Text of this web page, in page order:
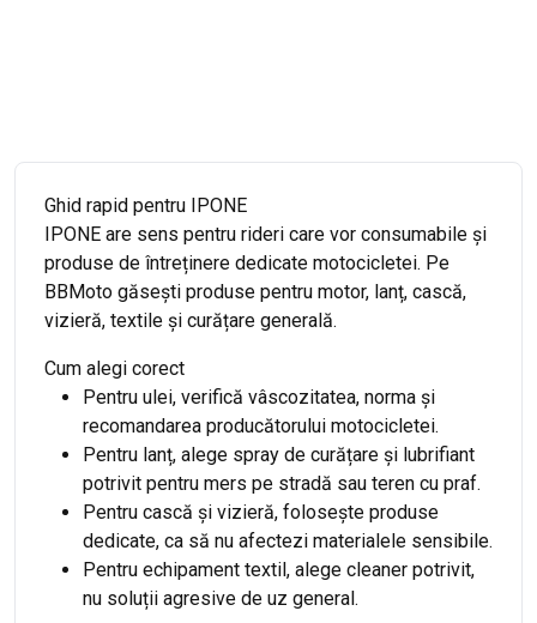
Ghid rapid pentru IPONE
IPONE are sens pentru rideri care vor consumabile și
produse de întreținere dedicate motocicletei. Pe
BBMoto găsești produse pentru motor, lanț, cască,
vizieră, textile și curățare generală.
Cum alegi corect
Pentru ulei, verifică vâscozitatea, norma și
recomandarea producătorului motocicletei.
Pentru lanț, alege spray de curățare și lubrifiant
potrivit pentru mers pe stradă sau teren cu praf.
Pentru cască și vizieră, folosește produse
dedicate, ca să nu afectezi materialele sensibile.
Pentru echipament textil, alege cleaner potrivit,
nu soluții agresive de uz general.